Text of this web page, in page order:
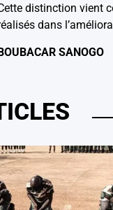
distinction vient
dans
SANOGO